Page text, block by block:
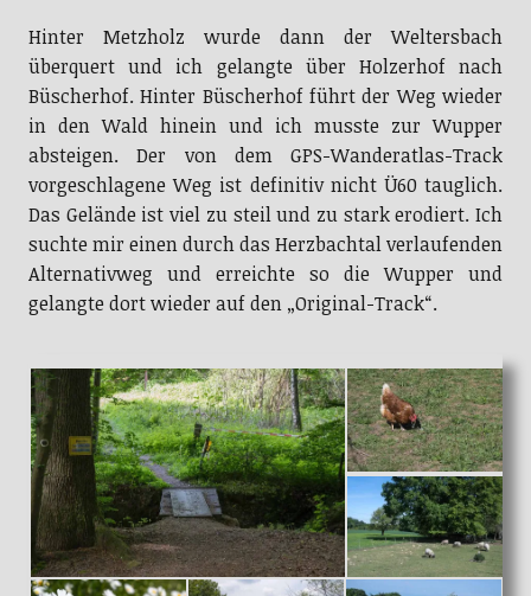
Hinter Metzholz wurde dann der Weltersbach
überquert und ich gelangte über Holzerhof nach
Büscherhof. Hinter Büscherhof führt der Weg wieder
in den Wald hinein und ich musste zur Wupper
absteigen. Der von dem GPS-Wanderatlas-Track
vorgeschlagene Weg ist definitiv nicht Ü60 tauglich.
Das Gelände ist viel zu steil und zu stark erodiert. Ich
suchte mir einen durch das Herzbachtal verlaufenden
Alternativweg und erreichte so die Wupper und
gelangte dort wieder auf den „Original-Track“.